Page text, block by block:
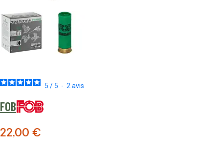
5 /5 - 2 avis
FOB
22,00 €